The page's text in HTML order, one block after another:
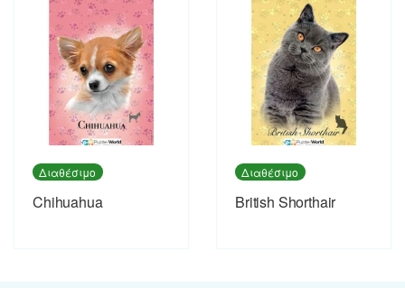
Διαθέσιμο
Chihuahua
Διαθέσιμο
British Shorthair